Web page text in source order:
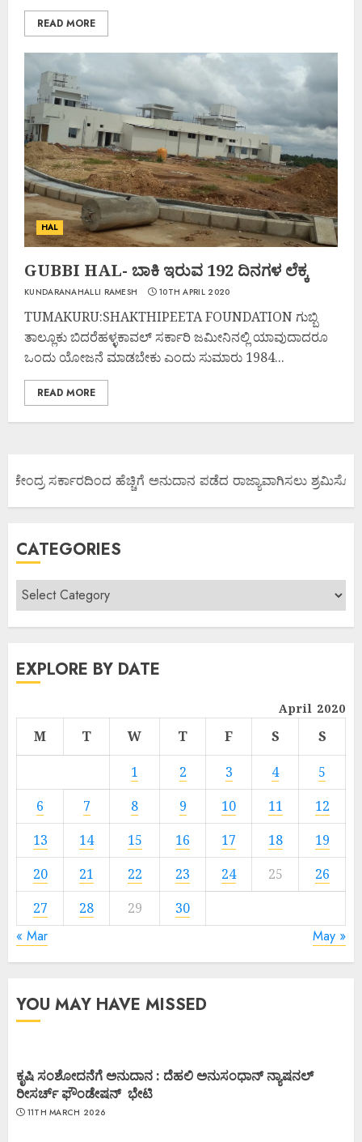
READ MORE
HAL
GUBBI HAL- ಬಾಕಿ ಇರುವ 192 ದಿನಗಳ ಲೆಕ್ಕ
KUNDARANAHALLI RAMESH 10TH APRIL 2020
TUMAKURU:SHAKTHIPEETA FOUNDATION ಗುಬ್ಬಿ
ತಾಲ್ಲೂಕು ಬಿದರೆಹಳ್ಳಕಾವಲ್ ಸರ್ಕಾರಿ ಜಮೀನಿನಲ್ಲಿ ಯಾವುದಾದರೂ
ಒಂದು ಯೋಜನೆ ಮಾಡಬೇಕು ಎಂದು ಸುಮಾರು 1984...
READ MORE
ಸರ್ಕಾರದಿಂದ ಹೆಚ್ಚಿಗೆ ಅನುದಾನ ಪಡೆದ ರಾಜ್ಯಾವಾಗಿಸಲು ಶ್ರಮಿಸೋಣ
CATEGORIES
EXPLORE BY DATE
April 2020
M T W T F S
S
1
2 3 4
5
6
7 8 9 10 11
12
13
14 15 16 17 18
19
20
21 22 23 24 25
26
27
28 29 30
« Mar May »
YOU MAY HAVE MISSED
ಕೃಷಿ ಸಂಶೋದನೆಗೆ ಅನುದಾನ : ದೆಹಲಿ ಅನುಸಂಧಾನ್ ನ್ಯಾಷನಲ್
ರೀಸರ್ಚ್ ಫೌಂಡೇಷನ್ ಭೇಟಿ
11TH MARCH 2026